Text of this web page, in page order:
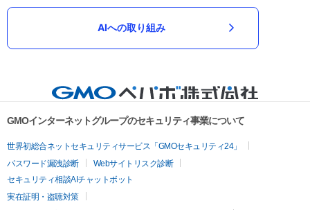
AIへの取り組み
GMOインターネットグループのセキュリティ事業について
世界初総合ネットセキュリティサービス「GMOセキュリティ24」
パスワード漏洩診断
Webサイトリスク診断
セキュリティ相談AIチャットボット
実在証明・盗聴対策